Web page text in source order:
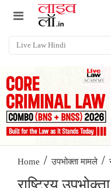
Home / उपभोक्ता मामले /